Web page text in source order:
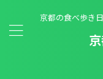
京都の食べ歩き